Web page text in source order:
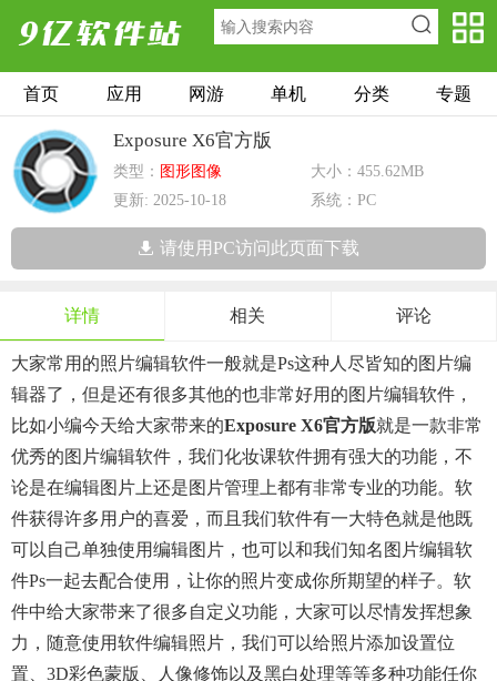
首页 应用 网游 单机 分类 专题
Exposure X6官方版
类型： 图形图像
大小：455.62MB
更新: 2025-10-18
系统：PC
请使用PC访问此页面下载
详情 相关 评论
大家常用的照片编辑软件一般就是ps这种人尽皆知的图片编
辑器了，但是还有很多其他的也非常好用的图片编辑软件，
比如小编今天给大家带来的Exposure X6官方版就是一款非常
优秀的图片编辑软件，我们化妆课软件拥有强大的功能，不
论是在编辑图片上还是图片管理上都有非常专业的功能。软
件获得许多用户的喜爱，而且我们软件有一大特色就是他既
可以自己单独使用编辑图片，也可以和我们知名图片编辑软
件ps一起去配合使用，让你的照片变成你所期望的样子。软
件中给大家带来了很多自定义功能，大家可以尽情发挥想象
力，随意使用软件编辑照片，我们可以给照片添加设置位
置、3D彩色蒙版、人像修饰以及黑白处理等等多种功能任你